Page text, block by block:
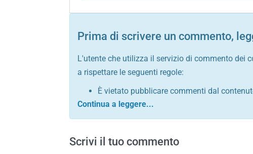
Prima di scrivere un commento,
L'utente che utilizza il servizio di commento dei
a rispettare le seguenti regole:
È vietato pubblicare commenti dal
comunque contrario alle leggi dello Stato
Sono vietati commenti in tono sacrilego,
È vietato pubblicare commenti contrari al
Scrivi il tuo commento